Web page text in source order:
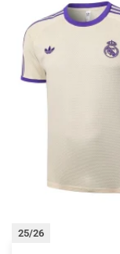
25/26